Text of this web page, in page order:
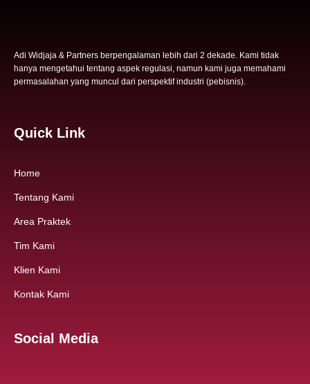
Adi Widjaja & Partners berpengalaman lebih dari 2 dekade. Kami tidak
hanya mengetahui tentang aspek regulasi, namun kami juga memahami
permasalahan yang muncul dari perspektif industri (pebisnis).
Quick Link
Home
Tentang Kami
Area Praktek
Tim Kami
Klien Kami
Kontak Kami
Social Media